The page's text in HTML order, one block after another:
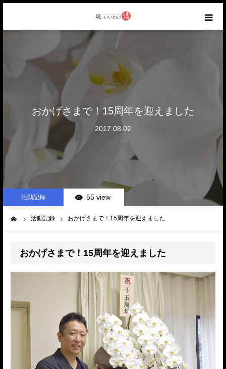
おかげさまで！15周年を迎えました
2017.08.02
活動記録 55 view
活動記録 おかげさまで！15周年を迎えました
おかげさまで！15周年を迎えました
AIR WORKS
RANKING